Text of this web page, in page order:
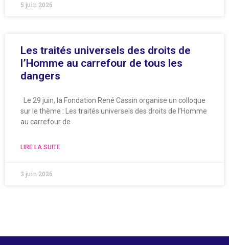
5 juin 2026
Les traités universels des droits de
l’Homme au carrefour de tous les
dangers
Le 29 juin, la Fondation René Cassin organise un colloque
sur le thème : Les traités universels des droits de l’Homme
au carrefour de
LIRE LA SUITE
3 juin 2026